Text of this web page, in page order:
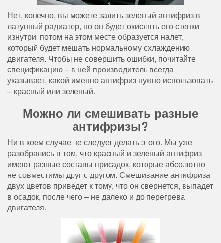
Нет, конечно, вы можете залить зеленый антифриз в
латунный радиатор, но он будет окислять его стенки
изнутри, потом на этом месте образуется налет,
который будет мешать нормальному охлаждению
двигателя. Чтобы не совершить ошибки, почитайте
спецификацию – в ней производитель всегда
указывает, какой именно антифриз нужно использовать
– красный или зеленый.
Можно ли смешивать разные
антифризы?
Ни в коем случае не следует делать этого. Мы уже
разобрались в том, что красный и зеленый антифриз
имеют разные составы присадок, которые абсолютно
не совместимы друг с другом. Смешивание антифриза
двух цветов приведет к тому, что он свернется, выпадет
в осадок, после чего – не далеко и до перегрева
двигателя.